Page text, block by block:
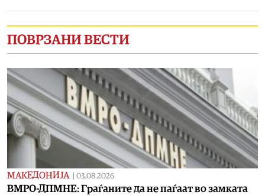
ПОВРЗАНИ ВЕСТИ
МАКЕДОНИЈА 03.08.2026
ВМРО-ДПМНЕ: Граѓаните да не паѓаат во замката